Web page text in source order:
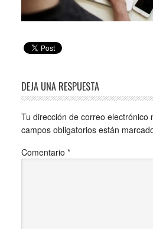
DEJA UNA RESPUESTA
Tu dirección de correo electrónico
campos obligatorios están
Comentario *